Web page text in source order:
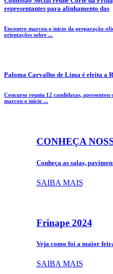
representantes para alinhamento das
Encontro marcou o início da preparação
orientações sobre ...
Paloma Carvalho de Lima é eleita a
Concurso reuniu 12 candidatas,
marcou o início ...
CONHEÇA
Conheça as salas,
SAIBA MAIS
Frinape 2024
Veja como foi a maior
SAIBA MAIS